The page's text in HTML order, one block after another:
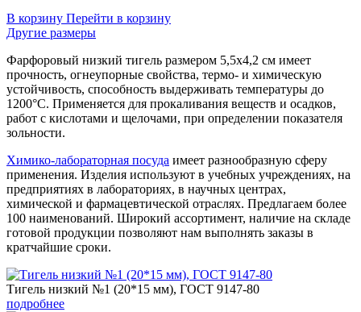
В корзину Перейти в корзину
Другие размеры
Фарфоровый низкий тигель размером 5,5х4,2 см имеет
прочность, огнеупорные свойства, термо- и химическую
устойчивость, способность выдерживать температуры до
1200°С. Применяется для прокаливания веществ и осадков,
работ с кислотами и щелочами, при определении показателя
зольности.
Химико-лабораторная посуда имеет разнообразную сферу
применения. Изделия используют в учебных учреждениях, на
предприятиях в лабораториях, в научных центрах,
химической и фармацевтической отраслях. Предлагаем более
100 наименований. Широкий ассортимент, наличие на складе
готовой продукции позволяют нам выполнять заказы в
кратчайшие сроки.
Тигель низкий №1 (20*15 мм), ГОСТ 9147-80
подробнее